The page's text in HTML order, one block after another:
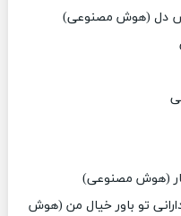
دل (هوش مصنوعی)
(هوش مصنوعی)
تو باور خیال من (هوش